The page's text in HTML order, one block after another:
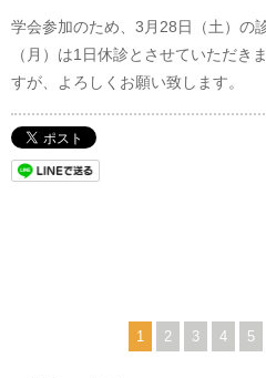
学会参加のため、3月28日（土）の
（月）は1日休診とさせていただき
すが、よろしくお願い致します。
1 2 3 4 5